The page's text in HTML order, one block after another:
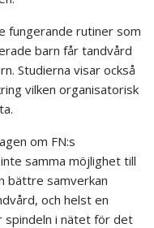
fungerande rutiner som
barn får tandvård
Studierna visar också
vilken organisatorisk
om FN:s
samma möjlighet till
bättre samverkan
och helst en
spindeln i nätet för det